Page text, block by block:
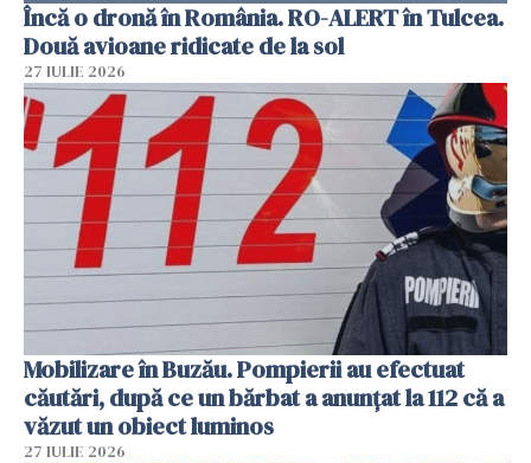
Încă o dronă în România. RO-ALERT în Tulcea.
Două avioane ridicate de la sol
27 IULIE 2026
Mobilizare în Buzău. Pompierii au efectuat
căutări, după ce un bărbat a anunțat la 112 că a
văzut un obiect luminos
27 IULIE 2026